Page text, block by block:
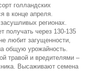
голландских
в конце апреля.
регионах.
получать через 130-135
любит загущенности,
общую урожайность.
травой и вредителями –
Высаживают семена